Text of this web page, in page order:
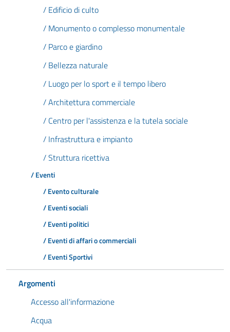
/ Edificio di culto
/ Monumento o complesso monumentale
/ Parco e giardino
/ Bellezza naturale
/ Luogo per lo sport e il tempo libero
/ Architettura commerciale
/ Centro per l'assistenza e la tutela sociale
/ Infrastruttura e impianto
/ Struttura ricettiva
/ Eventi
/ Evento culturale
/ Eventi sociali
/ Eventi politici
/ Eventi di affari o commerciali
/ Eventi Sportivi
Argomenti
Accesso all'informazione
Acqua